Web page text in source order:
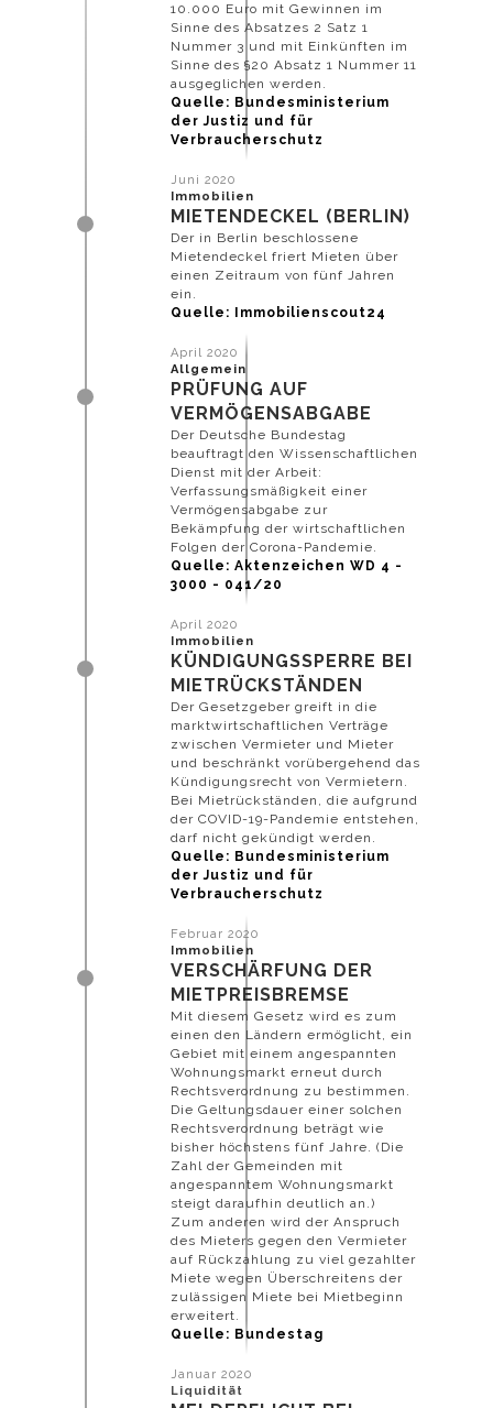
Datenschutzerklärung
10.000 Euro mit Gewinnen im
Sinne des Absatzes 2 Satz 1
Nummer 3 und mit Einkünften im
Sinne des §20 Absatz 1 Nummer 11
ausgeglichen werden.
Quelle: Bundesministerium
der Justiz und für
Verbraucherschutz
Juni 2020
Immobilien
MIETENDECKEL (BERLIN)
Der in Berlin beschlossene
Mietendeckel friert Mieten über
einen Zeitraum von fünf Jahren
ein.
Quelle: Immobilienscout24
April 2020
Allgemein
PRÜFUNG AUF
VERMÖGENSABGABE
Der Deutsche Bundestag
beauftragt den Wissenschaftlichen
Dienst mit der Arbeit:
Verfassungsmäßigkeit einer
Vermögensabgabe zur
Bekämpfung der wirtschaftlichen
Folgen der Corona-Pandemie.
Quelle: Aktenzeichen WD 4 -
3000 - 041/20
April 2020
Immobilien
KÜNDIGUNGSSPERRE BEI
MIETRÜCKSTÄNDEN
Der Gesetzgeber greift in die
marktwirtschaftlichen Verträge
zwischen Vermieter und Mieter
und beschränkt vorübergehend das
Kündigungsrecht von Vermietern.
Bei Mietrückständen, die aufgrund
der COVID-19-Pandemie entstehen,
darf nicht gekündigt werden.
Quelle: Bundesministerium
der Justiz und für
Verbraucherschutz
Februar 2020
Immobilien
VERSCHÄRFUNG DER
MIETPREISBREMSE
Mit diesem Gesetz wird es zum
einen den Ländern ermöglicht, ein
Gebiet mit einem angespannten
Wohnungsmarkt erneut durch
Rechtsverordnung zu bestimmen.
Die Geltungsdauer einer solchen
Rechtsverordnung beträgt wie
bisher höchstens fünf Jahre. (Die
Zahl der Gemeinden mit
angespanntem Wohnungsmarkt
steigt daraufhin deutlich an.)
Zum anderen wird der Anspruch
des Mieters gegen den Vermieter
auf Rückzahlung zu viel gezahlter
Miete wegen Überschreitens der
zulässigen Miete bei Mietbeginn
erweitert.
Quelle: Bundestag
Januar 2020
Liquidität